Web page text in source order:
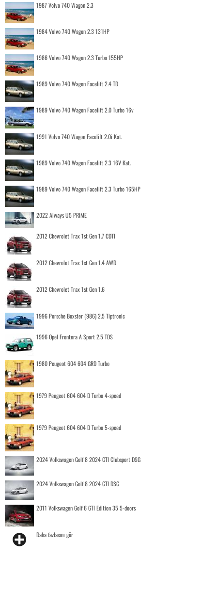
1987 Volvo 740 Wagon 2.3
1984 Volvo 740 Wagon 2.3 131HP
1986 Volvo 740 Wagon 2.3 Turbo 155HP
1989 Volvo 740 Wagon Facelift 2.4 TD
1989 Volvo 740 Wagon Facelift 2.0 Turbo 16v
1991 Volvo 740 Wagon Facelift 2.0i Kat.
1989 Volvo 740 Wagon Facelift 2.3 16V Kat.
1989 Volvo 740 Wagon Facelift 2.3 Turbo 165HP
2022 Aiways U5 PRIME
2012 Chevrolet Trax 1st Gen 1.7 CDTI
2012 Chevrolet Trax 1st Gen 1.4 AWD
2012 Chevrolet Trax 1st Gen 1.6
1996 Porsche Boxster (986) 2.5 Tiptronic
1996 Opel Frontera A Sport 2.5 TDS
1980 Peugeot 604 604 GRD Turbo
1979 Peugeot 604 604 D Turbo 4-speed
1979 Peugeot 604 604 D Turbo 5-speed
2024 Volkswagen Golf 8 2024 GTI Clubsport DSG
2024 Volkswagen Golf 8 2024 GTI DSG
2011 Volkswagen Golf 6 GTI Edition 35 5-doors
Daha fazlasını gör